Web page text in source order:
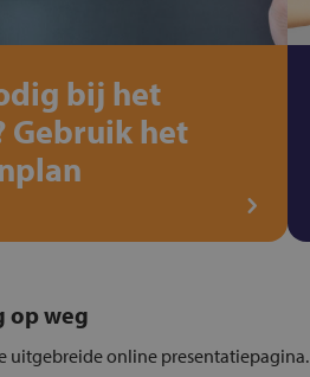
bij het
Gebruik het
op weg
uitgebreide online presentatiepagina.